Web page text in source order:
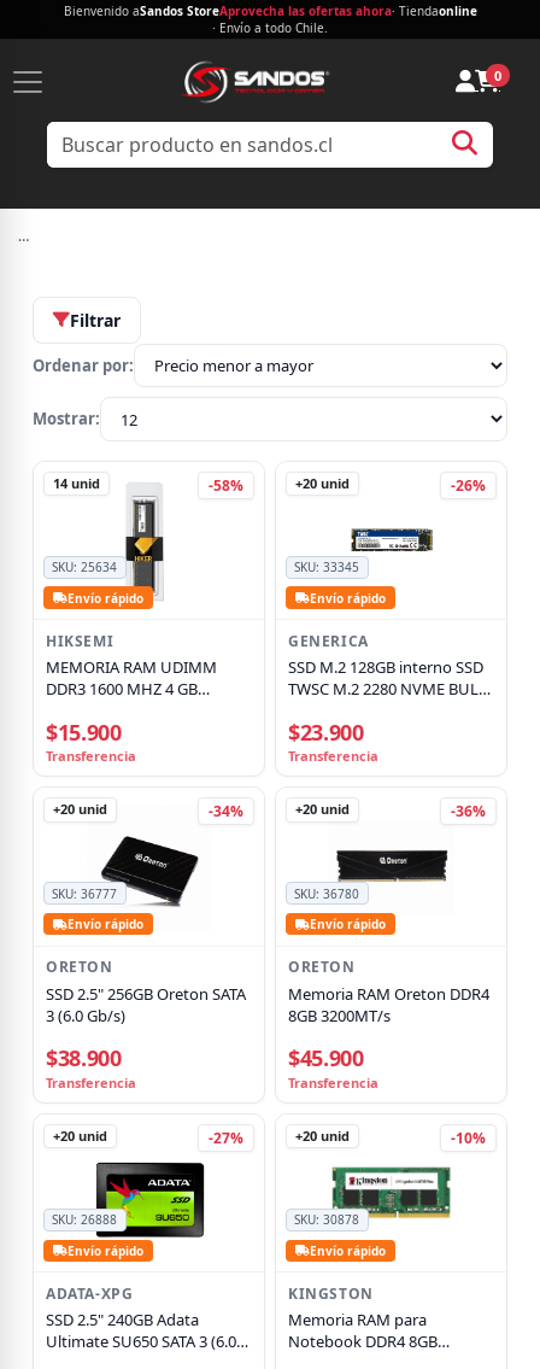
Bienvenido aSandos StoreAprovecha las ofertas ahora· Tiendaonline
· Envío a todo Chile.
0
…
Filtrar
Ordenar por:
Mostrar:
Envío rápido
-58%
SKU:25634
14unid
HIKSEMI
MEMORIA RAM UDIMM
DDR3 1600 MHZ 4 GB
$15.900
Transferencia
Envío rápido
-26%
SKU:33345
+20 unid
GENERICA
SSD M.2 128GB interno SSD
TWSC M.2 2280 NVME BULK
$23.900
Transferencia
Envío rápido
-34%
SKU:36777
+20 unid
ORETON
SSD 2.5" 256GB Oreton SATA
3 (6.0 Gb/s)
$38.900
Transferencia
Envío rápido
-36%
SKU:36780
+20 unid
ORETON
Memoria RAM Oreton DDR4
8GB 3200MT/s
$45.900
Transferencia
Envío rápido
-27%
SKU:26888
+20 unid
ADATA-XPG
SSD 2.5" 240GB Adata
Ultimate SU650 SATA 3 (6.0
Envío rápido
-10%
SKU:30878
+20 unid
KINGSTON
Memoria RAM para
Notebook DDR4 8GB